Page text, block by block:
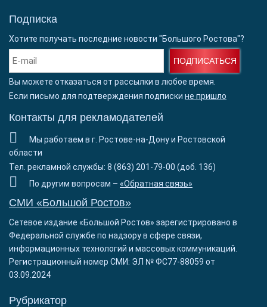
Подписка
Хотите получать последние новости "Большого Ростова"?
ПОДПИСАТЬСЯ
Вы можете отказаться от рассылки в любое время.
Если письмо для подтверждения подписки не пришло
Контакты для рекламодателей
Мы работаем в г. Ростове-на-Дону и Ростовской
области
Тел. рекламной службы: 8 (863) 201-79-00 (доб. 136)
По другим вопросам – «Обратная связь»
СМИ «Большой Ростов»
Сетевое издание «Большой Ростов» зарегистрировано в
Федеральной службе по надзору в сфере связи,
информационных технологий и массовых коммуникаций.
Регистрационный номер СМИ: ЭЛ № ФС77-88059 от
03.09.2024
Рубрикатор